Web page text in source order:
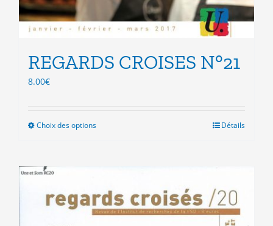
REGARDS CROISES N°21
8.00€
Choix des optionsCe
Les
options
peuvent
Détails